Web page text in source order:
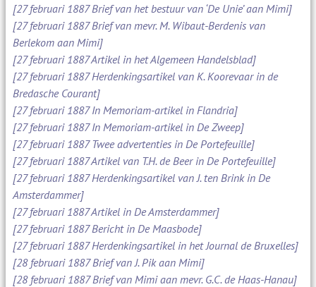
[27 februari 1887 Brief van het bestuur van ‘De Unie’ aan Mimi]
[27 februari 1887 Brief van mevr. M. Wibaut-Berdenis van
Berlekom aan Mimi]
[27 februari 1887 Artikel in het Algemeen Handelsblad]
[27 februari 1887 Herdenkingsartikel van K. Koorevaar in de
Bredasche Courant]
[27 februari 1887 In Memoriam-artikel in Flandria]
[27 februari 1887 In Memoriam-artikel in De Zweep]
[27 februari 1887 Twee advertenties in De Portefeuille]
[27 februari 1887 Artikel van T.H. de Beer in De Portefeuille]
[27 februari 1887 Herdenkingsartikel van J. ten Brink in De
Amsterdammer]
[27 februari 1887 Artikel in De Amsterdammer]
[27 februari 1887 Bericht in De Maasbode]
[27 februari 1887 Herdenkingsartikel in het Journal de Bruxelles]
[28 februari 1887 Brief van J. Pik aan Mimi]
[28 februari 1887 Brief van Mimi aan mevr. G.C. de Haas-Hanau]